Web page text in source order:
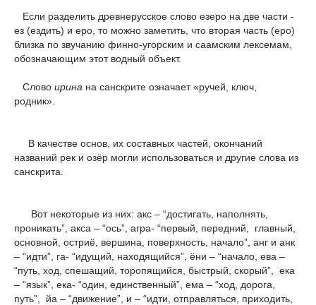
Если разделить древнерусское слово езеро на две части -
ез (ездить) и еро, то можно заметить, что вторая часть (еро)
близка по звучанию финно-угорским и саамским лексемам,
обозначающим этот водный объект.
Слово ирина на санскрите означает «ручей, ключ,
родник».
В качестве основ, их составных частей, окончаний
названий рек и озёр могли использоваться и другие слова из
санскрита.
Вот некоторые из них: акс – “достигать, наполнять,
проникать”, акса – “ось”, агра- “первый, передний, главный,
основной, остриё, вершина, поверхность, начало”, анг и анк
– “идти”, га- “идущий, находящийся”, ёни – “начало, ева –
“путь, ход, спешащий, торопящийся, быстрый, скорый”, ека
– “язык”, ека- “один, единственный”, ема – “ход, дорога,
путь”, йа – “движение”, и – “идти, отправляться, приходить,